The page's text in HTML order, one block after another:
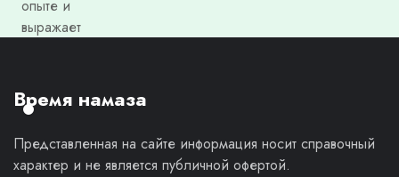
опыте и
выражает
мнение.
Время намаза
Представленная на сайте информация носит справочный
характер и не является публичной офертой.